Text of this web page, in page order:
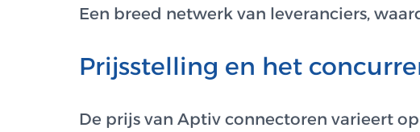
Een breed netwerk van leveranciers,
Prijsstelling en het
De prijs van Aptiv connectoren varieert